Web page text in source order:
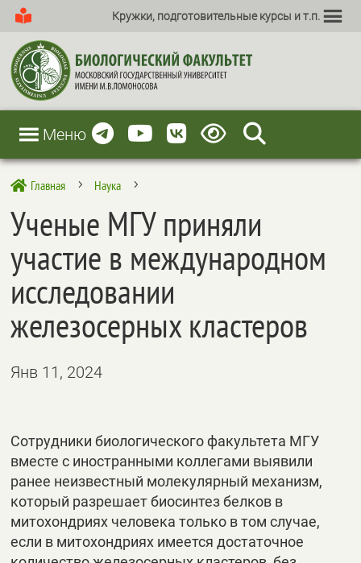
Кружки, подготовительные курсы и т.п.
Меню
 Главная 5 Наука 5
Ученые МГУ приняли
участие в международном
исследовании
железосерных кластеров
Янв 11, 2024
Сотрудники биологического факультета МГУ
вместе с иностранными коллегами выявили
ранее неизвестный молекулярный механизм,
который разрешает биосинтез белков в
митохондриях человека только в том случае,
если в митохондриях имеется достаточное